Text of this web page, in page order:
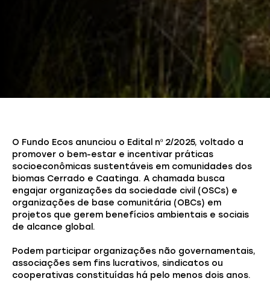
O Fundo Ecos anunciou o Edital nº 2/2025, voltado a
promover o bem-estar e incentivar práticas
socioeconômicas sustentáveis em comunidades dos
biomas Cerrado e Caatinga. A chamada busca
engajar organizações da sociedade civil (OSCs) e
organizações de base comunitária (OBCs) em
projetos que gerem benefícios ambientais e sociais
de alcance global.
Podem participar organizações não governamentais,
associações sem fins lucrativos, sindicatos ou
cooperativas constituídas há pelo menos dois anos.